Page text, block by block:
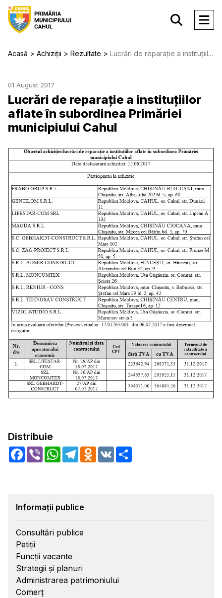
Acasă Achiziții Rezultate Lucrări de reparație a instituțiilor aflate în subordinea Primăriei municipiului Cahul
01 August 2017
Lucrări de reparație a instituțiilor
aflate în subordinea Primăriei
municipiului Cahul
Distribuie
Facebook
Viber WhatsApp
TelegramOdnoklassniki
VK
Informații publice
Consultări publice
Petiții
Funcții vacante
Strategii și planuri
Administrarea patrimoniului
Comerț